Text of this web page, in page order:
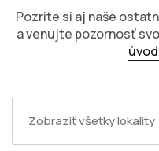
Pozrite si aj naše
a venujte pozornosť